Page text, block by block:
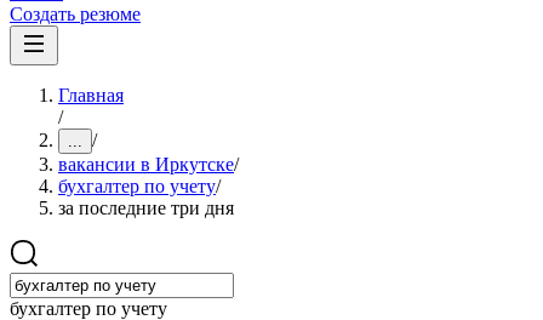
Создать резюме
Главная
/
... /
вакансии в Иркутске/
бухгалтер по учету/
за последние три дня
бухгалтер по учету